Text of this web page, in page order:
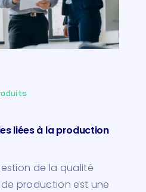
liées à la production
de la qualité
production est une